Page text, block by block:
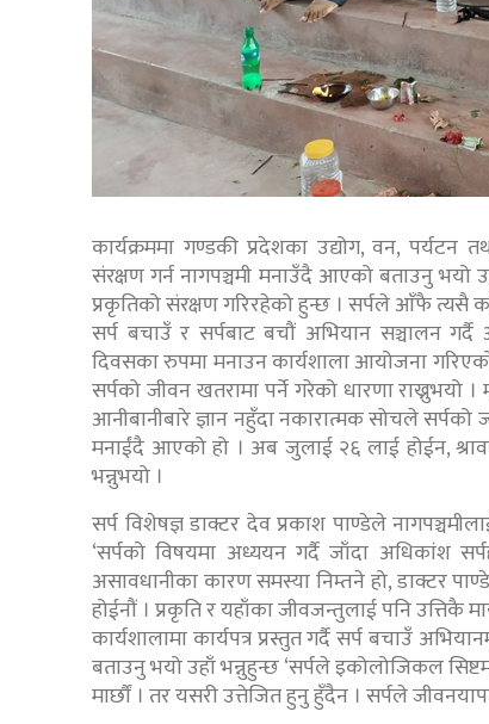
कार्यक्रममा गण्डकी प्रदेशका उद्योग, वन, पर्यटन
संरक्षण गर्न नागपञ्चमी मनाउँदै आएको बताउनु
प्रकृतिको संरक्षण गरिरहेको हुन्छ । सर्पले आँफै त्यसै
सर्प बचाउँ र सर्पबाट बचौं अभियान सञ्चालन गर्दै
दिवसका रुपमा मनाउन कार्यशाला आयोजना
सर्पको जीवन खतरामा पर्ने गरेको धारणा राख्नुभयो ।
आनीबानीबारे ज्ञान नहुँदा नकारात्मक सोचले सर्पको
मनाईंदै आएको हो । अब जुलाई २६ लाई होईन,
भन्नुभयो ।
सर्प विशेषज्ञ डाक्टर देव प्रकाश पाण्डेले
‘सर्पको विषयमा अध्ययन गर्दै जाँदा अधिकांश
असावधानीका कारण समस्या निम्तने हो, डाक्टर
होईनौं । प्रकृति र यहाँका जीवजन्तुलाई पनि उत्तिकै
कार्यशालामा कार्यपत्र प्रस्तुत गर्दै सर्प बचाउँ
बताउनु भयो उहाँ भन्नुहुन्छ ‘सर्पले इकोलोजिकल
मार्छौं । तर यसरी उत्तेजित हुनु हुँदैन । सर्पले